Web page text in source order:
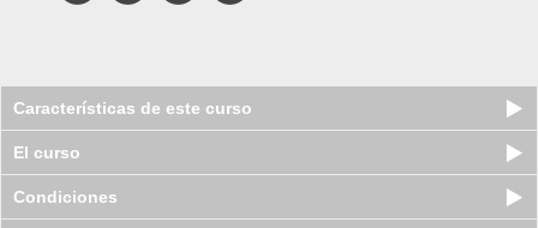
Características de este curso
El curso
Condiciones